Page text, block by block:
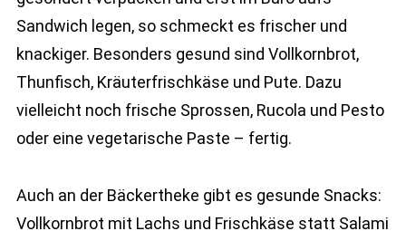
Sandwich legen, so schmeckt es frischer und
knackiger. Besonders gesund sind Vollkornbrot,
Thunfisch, Kräuterfrischkäse und Pute. Dazu
vielleicht noch frische Sprossen, Rucola und Pesto
oder eine vegetarische Paste – fertig.
Auch an der Bäckertheke gibt es gesunde Snacks:
Vollkornbrot mit Lachs und Frischkäse statt Salami